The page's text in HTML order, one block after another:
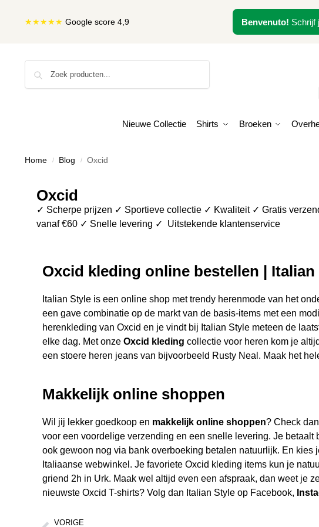
★★★★★ Google score 4,9 Benvenuto! Schrijf
Nieuwe Collectie Shirts Broeken
Home / Blog / Oxcid
Oxcid
✓ Scherpe prijzen ✓ Sportieve collectie ✓ Kwaliteit ✓ Gratis
vanaf €60 ✓ Snelle levering ✓ Uitstekende klantenservice
Oxcid kleding online bestellen | Italian
Italian Style is een online shop met trendy herenmode van het
een gave combinatie op de markt van de basis-items met een
herenkleding van Oxcid en je vindt bij Italian Style meteen de
elke dag. Met onze Oxcid kleding collectie voor heren kom je
een stoere heren jeans van bijvoorbeeld Rusty Neal. Maak het
Makkelijk online shoppen
Wil jij lekker goedkoop en makkelijk online shoppen? Check
voor een voordelige verzending en een snelle levering. Je
ook gewoon nog via bank overboeking betalen natuurlijk. En
Italiaanse webwinkel. Je favoriete Oxcid kleding items kun je
griend 2h in Urk. Maak wel altijd even een afspraak, dan weet je
nieuwste Oxcid T-shirts? Volg dan Italian Style op Facebook,
VORIGE